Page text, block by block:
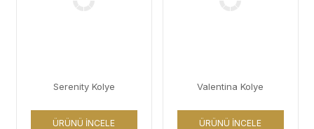
Serenity Kolye
ÜRÜNÜ İNCELE
Valentina Kolye
ÜRÜNÜ İNCELE